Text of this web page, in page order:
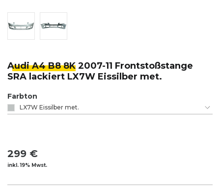
Audi A4 B8 8K 2007-11 Frontstoßstange
SRA lackiert LX7W Eissilber met.
Farbton
LX7W Eissilber met.
299 €
inkl. 19% Mwst.